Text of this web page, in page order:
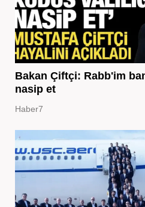
Bakan Çiftçi: Rabb'im
nasip et
Haber7